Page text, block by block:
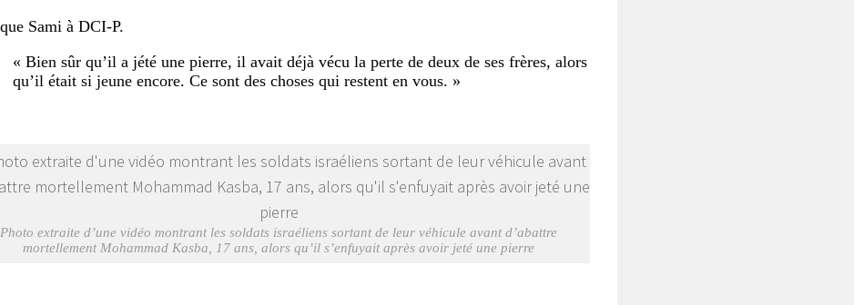
Sami à DCI-P.
« Bien sûr qu’il a jété une pierre, il avait déjà vécu la perte de deux de ses frères, alors
qu’il était si jeune encore. Ce sont des choses qui restent en vous. »
Photo extraite d’une vidéo montrant les soldats israéliens sortant de leur véhicule avant d’abattre
mortellement Mohammad Kasba, 17 ans, alors qu’il s’enfuyait après avoir jeté une pierre